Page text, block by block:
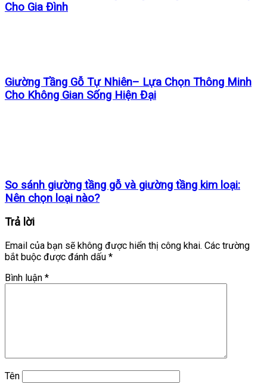
Cho Gia Đình
Giường Tầng Gỗ Tự Nhiên– Lựa Chọn Thông Minh
Cho Không Gian Sống Hiện Đại
So sánh giường tầng gỗ và giường tầng kim loại:
Nên chọn loại nào?
Trả lời
Email của bạn sẽ không được hiển thị công khai. Các trường
bắt buộc được đánh dấu *
Bình luận *
Tên